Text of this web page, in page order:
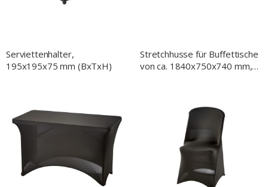
Serviettenhalter,
195x195x75 mm (BxTxH)
Stretchhusse für Buffettische
von ca. 1840x750x740 mm,